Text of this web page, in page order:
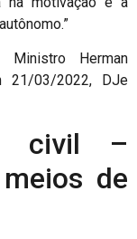
Ministro Herman
21/03/2022, DJe
civil –
de